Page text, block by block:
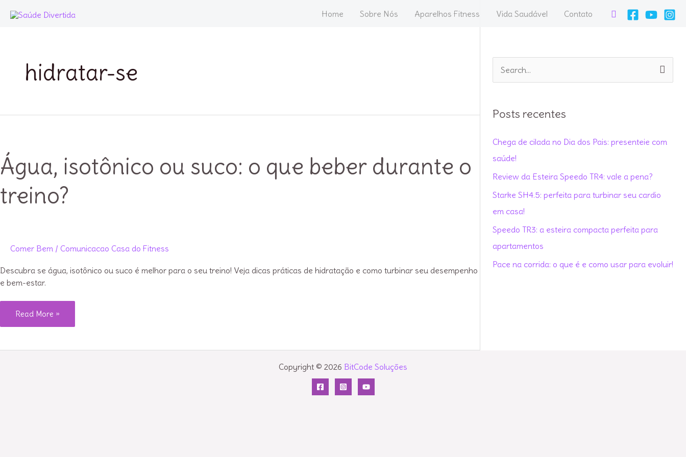
para
Home Sobre Nós Aparelhos Fitness Vida Saudável Contato Pesquisar
hidratar-se
Água, isotônico ou suco: o que beber durante o
treino?
Comer Bem / Comunicacao Casa do Fitness
Descubra se água, isotônico ou suco é melhor para o seu treino! Veja dicas práticas de hidratação e como turbinar seu desempenho
e bem-estar.
Água,
isotônico
Read More »
e
q
i
s
a
r
p
o
r
:
Posts recentes
Chega de cilada no Dia dos Pais: presenteie com
saúde!
Review da Esteira Speedo TR4: vale a pena?
Starke SH4.5: perfeita para turbinar seu cardio
em casa!
Speedo TR3: a esteira compacta perfeita para
apartamentos
Pace na corrida: o que é e como usar para evoluir!
Copyright © 2026 BitCode Soluções